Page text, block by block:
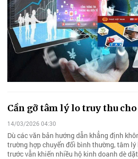
Cần gỡ tâm lý lo truy thu
14/03/2026 04:30
Dù các văn bản hướng dẫn khẳng định
trường hợp chuyển đổi bình thường, tâm
trước vẫn khiến nhiều hộ kinh doanh dè